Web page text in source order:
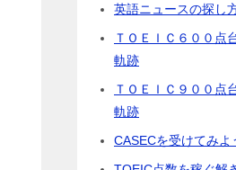
英語ニュースの探し
ＴＯＥＩＣ６００点
軌跡
ＴＯＥＩＣ９００点
軌跡
CASECを受けてみよ